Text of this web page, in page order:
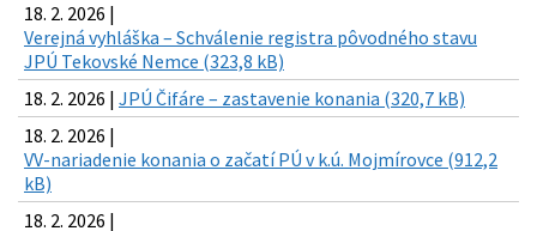
18. 2. 2026 |
Verejná vyhláška – Schválenie registra pôvodného stavu
JPÚ Tekovské Nemce (323,8 kB)
18. 2. 2026 | JPÚ Čifáre – zastavenie konania (320,7 kB)
18. 2. 2026 |
VV-nariadenie konania o začatí PÚ v k.ú. Mojmírovce (912,2
kB)
18. 2. 2026 |